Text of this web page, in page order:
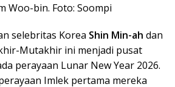
Woo-bin. Foto: Soompi
selebritas Korea Shin Min-ah dan
Mutakhir ini menjadi pusat
perayaan Lunar New Year 2026.
Imlek pertama mereka